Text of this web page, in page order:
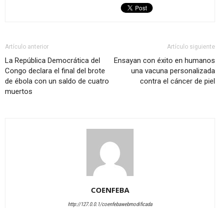
Artículo anterior
La República Democrática del
Congo declara el final del brote
de ébola con un saldo de cuatro
muertos
Artículo siguiente
Ensayan con éxito en humanos
una vacuna personalizada
contra el cáncer de piel
COENFEBA
http://127.0.0.1/coenfebawebmodificada